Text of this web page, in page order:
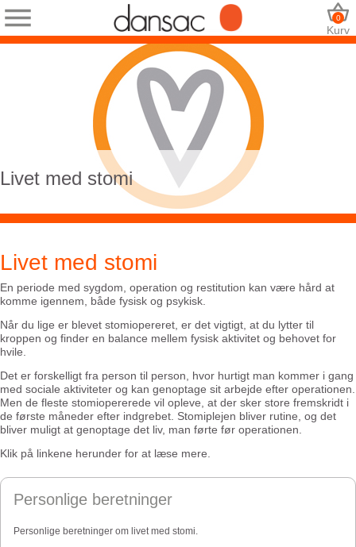
Kurv
0
Livet med stomi
Livet med stomi
En periode med sygdom, operation og restitution kan være hård at
komme igennem, både fysisk og psykisk.
Når du lige er blevet stomiopereret, er det vigtigt, at du lytter til
kroppen og finder en balance mellem fysisk aktivitet og behovet for
hvile.
Det er forskelligt fra person til person, hvor hurtigt man kommer i gang
med sociale aktiviteter og kan genoptage sit arbejde efter operationen.
Men de fleste stomiopererede vil opleve, at der sker store fremskridt i
de første måneder efter indgrebet. Stomiplejen bliver rutine, og det
bliver muligt at genoptage det liv, man førte før operationen.
Klik på linkene herunder for at læse mere.
Personlige beretninger
Personlige beretninger om livet med stomi.